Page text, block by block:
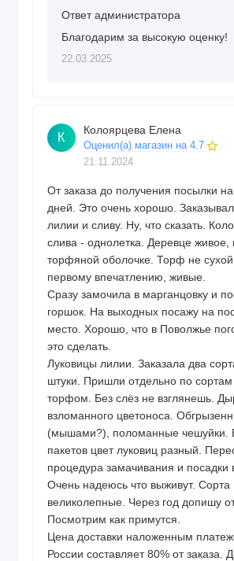
Ответ администратора
Благодарим за высокую оценку!
22.03.2025
К
Колоярцева Елена
Оценил(а) магазин на 4.7
21.11.2024
От заказа до получения посылки
дней. Это очень хорошо.
лилии и сливу. Ну, что сказать.
слива - однолетка. Деревце живое,
торфяной оболочке. Торф не
первому впечатлению, живые.
Сразу замочила в марганцовку и
горшок. На выходных посажу на
место. Хорошо, что в Поволжье
это сделать.
Луковицы лилии. Заказала два
штуки. Пришли отдельно по сортам
торфом. Без слёз не взглянешь.
взломанного цветоноса.
(мышами?), поломанные чешуйки.
пакетов цвет луковиц разный.
процедура замачивания и посадки
Очень надеюсь что выживут. Сорта
великолепные. Через год допишу
Посмотрим как примутся.
Цена доставки наложенным
России составляет 80% от заказа.